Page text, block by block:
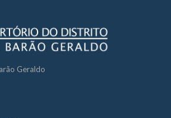
Geraldo